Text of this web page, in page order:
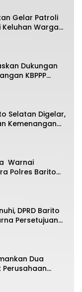
Gelar Patroli
Keluhan Warga
Nongkrong
Dukungan
KBPPP
Selatan Digelar,
Kemenangan
Warnai
Polres Barito
DPRD Barito
Persetujuan
APBD
Dua
Perusahaan
Paket Diduga